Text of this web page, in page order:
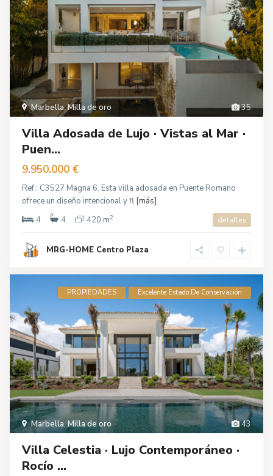
35
Marbella,Milla de oro
Villa Adosada de Lujo · Vistas al Mar ·
Puen...
9.950.000 €
Ref.: C3527 Magna 6. Esta villa adosada en Puente Romano
ofrece un diseño intencional y fl [más]
4
4 420 m2 detalles
MRG-HOME Centro Plaza
43
Marbella,Milla de oro
PROPIEDADES Excelente Estado De Conservación
Villa Celestia · Lujo Contemporáneo ·
Rocío ...